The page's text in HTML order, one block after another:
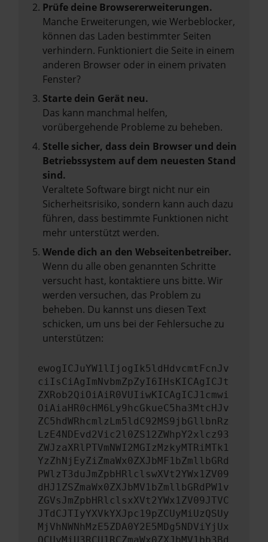
Prüfe deine Browsererweiterungen.
Manche Erweiterungen, wie Werbeblocker,
können das Laden bestimmter Seiten
verhindern. Funktioniert die Seite in einem
anderen Browser oder in einem privaten
Fenster?
Starte dein Gerät neu.
Das kann manchmal helfen,
vorübergehende Probleme zu beheben.
Stelle sicher, dass dein Browser und dein
Betriebssystem auf dem neuesten Stand
sind.
Veraltete Software birgt nicht nur ein
Sicherheitsrisiko, sondern kann auch dazu
führen, dass bestimmte Funktionen nicht
mehr unterstützt werden.
Wende dich an den Webseitenbetreiber.
Wenn du alle oben genannten Schritte
versucht hast, kontaktiere uns bitte. Wir
werden versuchen, das Problem zu
beheben. Du kannst uns diesen Text
schicken, um uns bei der Fehlersuche zu
unterstützen:
ewogICJuYW1lIjogIk5ldHdvcmtFcnJv
ciIsCiAgImNvbmZpZyI6IHsKICAgICJt
ZXRob2QiOiAiR0VUIiwKICAgICJ1cmwi
OiAiaHR0cHM6Ly9hcGkueC5ha3MtcHJv
ZC5hdWRhcmlzLm5ldC92MS9jbGllbnRz
LzE4NDEvd2Vic2l0ZS12ZWhpY2xlcz93
ZWJzaXRlPTVmNWI2MGIzMzkyMTRiMTk1
YzZhNjEyZiZmaWx0ZXJbMF1bZmllbGRd
PWlzT3duJmZpbHRlclswXVt2YWx1ZV09
dHJ1ZSZmaWx0ZXJbMV1bZmllbGRdPW1v
ZGVsJmZpbHRlclsxXVt2YWx1ZV09JTVC
JTdCJTIyYXVkYXJpc19pZCUyMiUzQSUy
MjVhNWNhMzE5ZDA0Y2E5MDg5NDViYjUx